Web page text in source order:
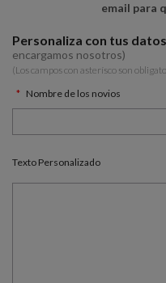
email para
Personaliza con tus datos
encargamos nosotros)
(Los campos con asterísco son
Nombre de los novios
Texto Personalizado